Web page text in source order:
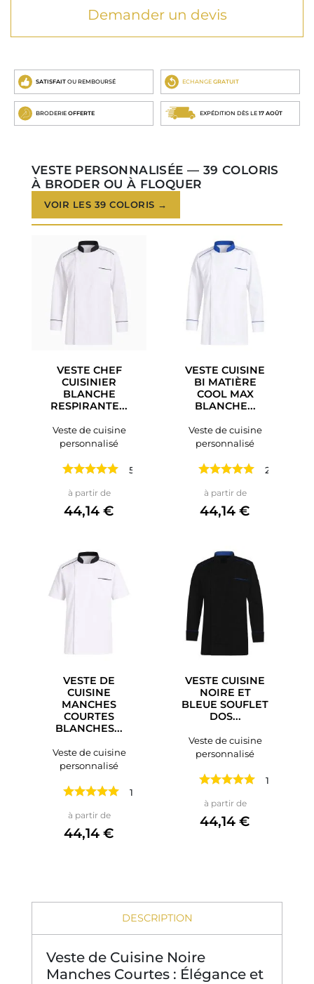
Demander un devis
SATISFAIT OU REMBOURSÉ ECHANGE GRATUIT
BRODERIE OFFERTE EXPÉDITION DÈS LE 17 AOÛT
VESTE PERSONNALISÉE — 39 COLORIS
À BRODER OU À FLOQUER
VOIR LES 39 COLORIS →
VESTE CHEF
CUISINIER
BLANCHE
RESPIRANTE...
Veste de cuisine
personnalisé
5 avis
à partir dePrix
44,14 €
VESTE CUISINE
BI MATIÈRE
COOL MAX
BLANCHE...
Veste de cuisine
personnalisé
2 avis
à partir dePrix
44,14 €
VESTE DE
CUISINE
MANCHES
COURTES
BLANCHES...
Veste de cuisine
personnalisé
1 avis
à partir dePrix
44,14 €
VESTE CUISINE
NOIRE ET
BLEUE SOUFLET
DOS...
Veste de cuisine
personnalisé
1 avis
à partir dePrix
44,14 €
DESCRIPTION
Veste de Cuisine Noire
Manches Courtes : Élégance et